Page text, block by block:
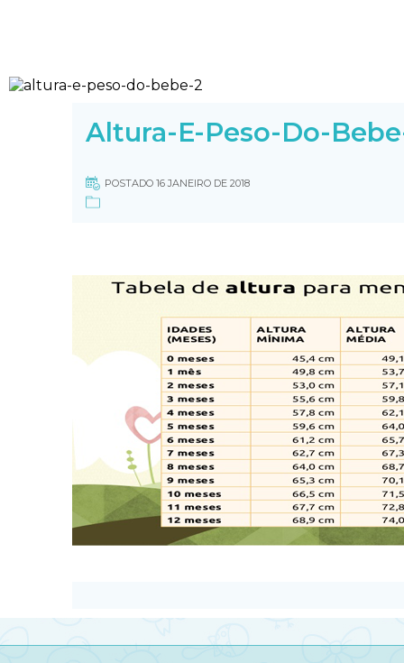
Altura-E-Peso-Do-
POSTADO 16 JANEIRO DE 2018